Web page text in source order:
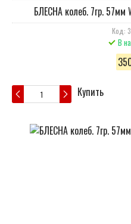
БЛЕСНА колеб. 7гр. 57мм
Код:
В
Купить